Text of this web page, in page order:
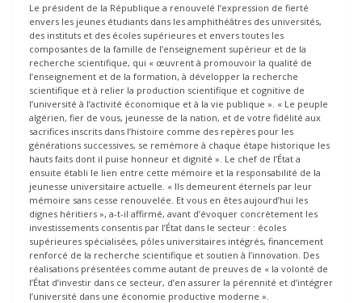
Le président de la République a renouvelé l’expression de fierté
envers les jeunes étudiants dans les amphithéâtres des universités,
des instituts et des écoles supérieures et envers toutes les
composantes de la famille de l’enseignement supérieur et de la
recherche scientifique, qui « œuvrent à promouvoir la qualité de
l’enseignement et de la formation, à développer la recherche
scientifique et à relier la production scientifique et cognitive de
l’université à l’activité économique et à la vie publique ». « Le peuple
algérien, fier de vous, jeunesse de la nation, et de votre fidélité aux
sacrifices inscrits dans l’histoire comme des repères pour les
générations successives, se remémore à chaque étape historique les
hauts faits dont il puise honneur et dignité ». Le chef de l’État a
ensuite établi le lien entre cette mémoire et la responsabilité de la
jeunesse universitaire actuelle. « Ils demeurent éternels par leur
mémoire sans cesse renouvelée. Et vous en êtes aujourd’hui les
dignes héritiers », a-t-il affirmé, avant d’évoquer concrètement les
investissements consentis par l’État dans le secteur : écoles
supérieures spécialisées, pôles universitaires intégrés, financement
renforcé de la recherche scientifique et soutien à l’innovation. Des
réalisations présentées comme autant de preuves de « la volonté de
l’État d’investir dans ce secteur, d’en assurer la pérennité et d’intégrer
l’université dans une économie productive moderne ».